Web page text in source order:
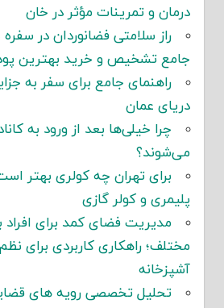
درمان و تمرینات مؤثر در خان
راز سلامتی فضانوردان در
جامع تشخیص و خرید بهترین
راهنمای جامع برای سفر به
دریای عمان
چرا خیلی‌ها بعد از ورود به
می‌شوند؟
برای تهران چه کولری بهتر
پلیمری و کولر گازی
مدیریت فضای کمد برای
مختلف؛ راهکاری کاربردی برای نظم
آشپزخانه
تحلیل تخصصی رویه های